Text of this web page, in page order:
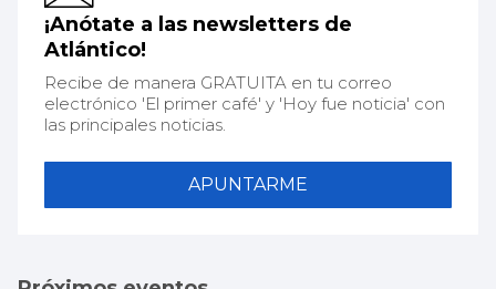
¡Anótate a las newsletters de
Atlántico!
Recibe de manera GRATUITA en tu correo
electrónico 'El primer café' y 'Hoy fue noticia' con
las principales noticias.
APUNTARME